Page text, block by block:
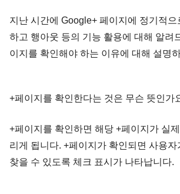
지난 시간에 Google+ 페이지에 정기적으
하고 행아웃 등의 기능 활용에 대해 알려
이지를 확인해야 하는 이유에 대해 설명
+페이지를 확인한다는 것은 무슨 뜻인가
+페이지를 확인하면 해당 +페이지가 실
리게 됩니다. +페이지가 확인되면 사용
찾을 수 있도록 체크 표시가 나타납니다.